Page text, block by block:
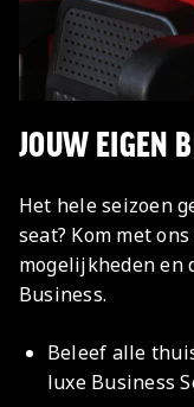
JOUW EIGEN
Het hele seizoen
seat? Kom met
mogelijkheden en
Business.
Beleef alle
luxe Business